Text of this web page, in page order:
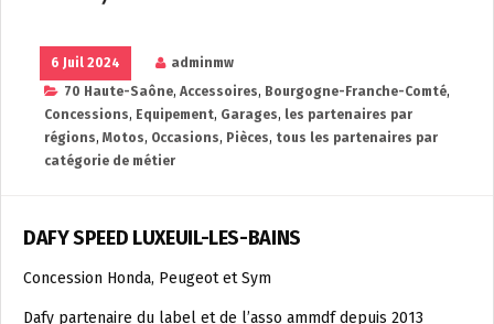
6 Juil 2024
adminmw
70 Haute-Saône, Accessoires, Bourgogne-Franche-Comté,
Concessions, Equipement, Garages, les partenaires par
régions, Motos, Occasions, Pièces, tous les partenaires par
catégorie de métier
DAFY SPEED LUXEUIL-LES-BAINS
Concession Honda, Peugeot et Sym
Dafy partenaire du label et de l’asso ammdf depuis 2013